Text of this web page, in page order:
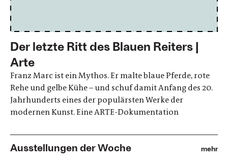
Der letzte Ritt des Blauen Reiters |
Arte
Franz Marc ist ein Mythos. Er malte blaue Pferde, rote
Rehe und gelbe Kühe – und schuf damit Anfang des 20.
Jahrhunderts eines der populärsten Werke der
modernen Kunst. Eine ARTE-Dokumentation
Ausstellungen der Woche mehr